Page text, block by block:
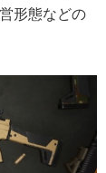
形態などの